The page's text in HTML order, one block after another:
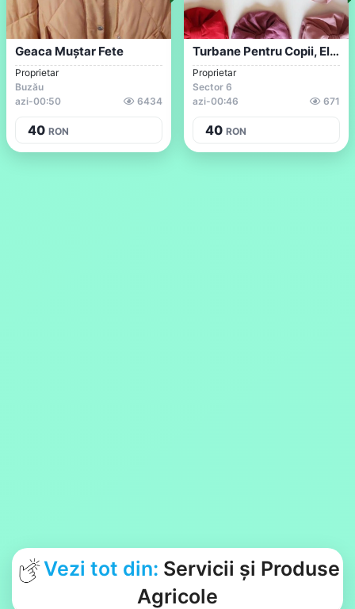
Geaca Muștar Fete
Proprietar
Buzău
azi-00:50 6434
40 RON
Turbane Pentru Copii, Elegante Si Festiv...
Proprietar
Sector 6
azi-00:46 671
40 RON
Vezi tot din: Servicii și Produse
Agricole